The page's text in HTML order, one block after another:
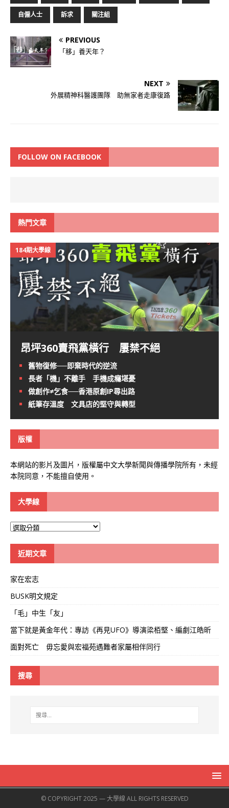
自僱人士 訴求 關注組
PREVIOUS
「移」養天年？
NEXT
外展精神科醫護團隊 助無家者走康復路
FOLLOW ON FACEBOOK
熱門文章
184期大學線
昂坪360賣飛黨橫行 屢禁不絕
舊物復修──即棄時代的逆流
長者「機」不離手 手機成癮堪憂
做創作≠乞食──香港原創IP尋出路
紙筆存溫度 文具店的堅守與轉型
版權
本網站的影片及圖片，版權屬中文大學新聞與傳播學院所有，未經
本院同意，不能擅自使用。
大學線
大
近期文章
家在宏志
BUSK明文規定
「毛」中生「友」
當下就是黃金年代：專訪《再見UFO》導演梁栢堅、編劇江皓昕
面對死亡 毋忘愛與宏福苑遇難者家屬相伴同行
搜尋
© COPYRIGHT 2025 — 大學線 ALL RIGHTS RESERVED